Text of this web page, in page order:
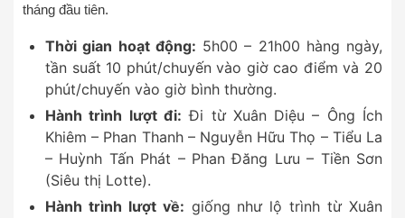
tháng đầu tiên.
Thời gian hoạt động: 5h00 – 21h00 hàng ngày,
tần suất 10 phút/chuyến vào giờ cao điểm và 20
phút/chuyến vào giờ bình thường.
Hành trình lượt đi: Đi từ Xuân Diệu – Ông Ích
Khiêm – Phan Thanh – Nguyễn Hữu Thọ – Tiểu La
– Huỳnh Tấn Phát – Phan Đăng Lưu – Tiền Sơn
(Siêu thị Lotte).
Hành trình lượt về: giống như lộ trình từ Xuân